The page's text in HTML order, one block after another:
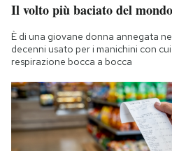
Il volto più baciato del mondo
È di una giovane donna annegata
decenni usato per i manichini con
respirazione bocca a bocca